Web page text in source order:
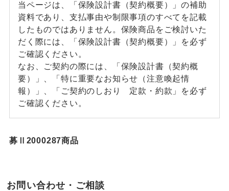
当ページは、「保険設計書（契約概要）」の補助
資料であり、支払事由や制限事項のすべてを記載
したものではありません。保険商品をご検討いた
だく際には、「保険設計書（契約概要）」を必ず
ご確認ください。
なお、ご契約の際には、「保険設計書（契約概
要）」、「特に重要なお知らせ（注意喚起情
報）」、「ご契約のしおり 定款・約款」を必ず
ご確認ください。
募Ⅱ2000287商品
お問い合わせ・ご相談